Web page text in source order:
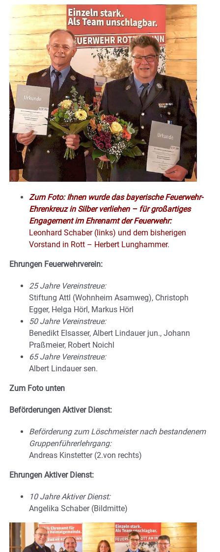
Zum Foto: Ihnen wurde das bayerische Feuerwehr-
Ehrenkreuz in Silber verliehen – für großartiges
Engagement im Ehrenamt der Feuerwehr:
Leonhard Schaber (links) und dem bisherigen
Vorstand in Rott – Herbert Lunghammer.
Ehrungen Feuerwehrverein:
25 Jahre Vereinstreue:
Stiftung Attl (Wohnheim Asamweg), Christoph
Egger, Helga Hörl, Markus Hörl
50 Jahre Vereinstreue:
Benedikt Elsasser, Albert Lindauer jun., Johann
Praßmeier, Robert Noichl
65 Jahre Vereinstreue:
Albert Lindauer sen.
Zum Foto unten
Beförderungen Aktiver Dienst:
Beförderung zum Löschmeister nach bestandenem
Gruppenführerlehrgang:
Andreas Kinstetter (2.von rechts)
Ehrungen Aktiver Dienst:
10 Jahre Aktiver Dienst:
Angelika Schaber (Bildmitte)